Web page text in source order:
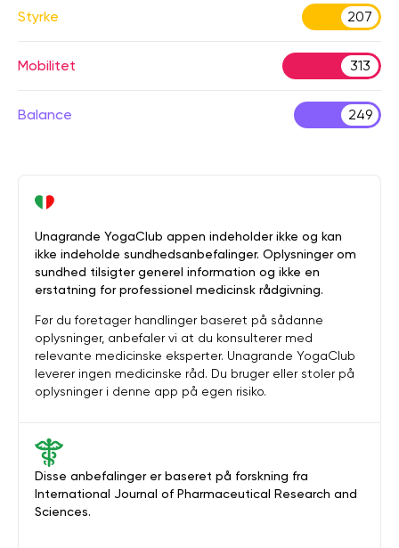
Styrke 207
Mobilitet 313
Balance 249
Disse anbefalinger er baseret på forskning fra
International Journal of Pharmaceutical Research and
Sciences.
Unagrande YogaClub appen indeholder ikke og kan
ikke indeholde sundhedsanbefalinger. Oplysninger om
sundhed tilsigter generel information og ikke en
erstatning for professionel medicinsk rådgivning.
Før du foretager handlinger baseret på sådanne
oplysninger, anbefaler vi at du konsulterer med
relevante medicinske eksperter. Unagrande YogaClub
leverer ingen medicinske råd. Du bruger eller stoler på
oplysninger i denne app på egen risiko.